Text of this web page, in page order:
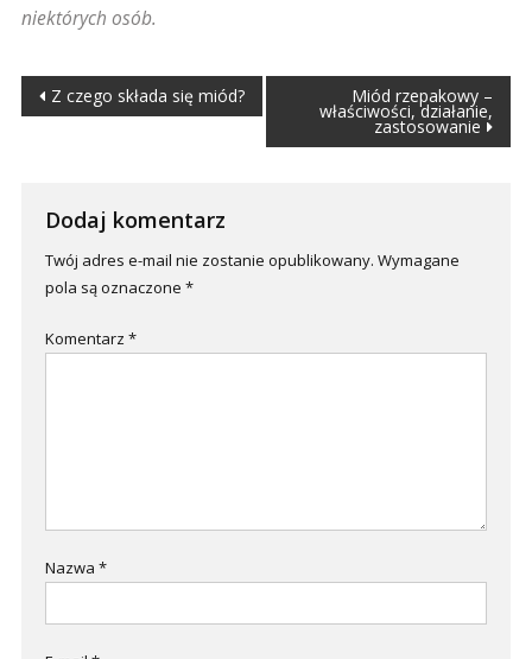
niektórych osób.
Nawigacja
Z czego składa się miód? Miód rzepakowy –
właściwości, działanie,
zastosowanie
Dodaj komentarz
Twój adres e-mail nie zostanie opublikowany. Wymagane
pola są oznaczone *
Komentarz *
Nazwa *